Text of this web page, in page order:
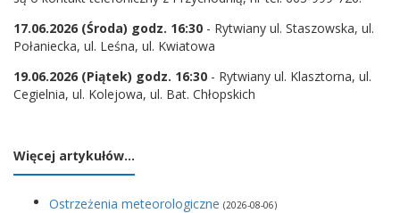
17.06.2026 (Środa) godz. 16:30 - Rytwiany ul. Staszowska, ul.
Połaniecka, ul. Leśna, ul. Kwiatowa
19.06.2026 (Piątek) godz. 16:30 - Rytwiany ul. Klasztorna, ul.
Cegielnia, ul. Kolejowa, ul. Bat. Chłopskich
Więcej artykułów…
Ostrzeżenia meteorologiczne (2026-08-06)